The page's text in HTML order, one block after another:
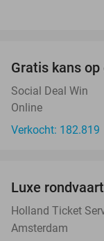
Gratis kans
Social Deal Win
Online
Verkocht: 182.819
Luxe
Holland Ticket
Amsterdam